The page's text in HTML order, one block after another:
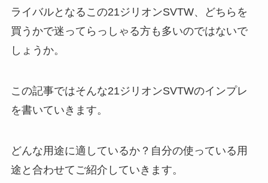
ライバルとなるこの21ジリオンSVTW、どちらを
買うかで迷ってらっしゃる方も多いのではないで
しょうか。
この記事ではそんな21ジリオンSVTWのインプレ
を書いていきます。
どんな用途に適しているか？自分の使っている用
途と合わせてご紹介していきます。